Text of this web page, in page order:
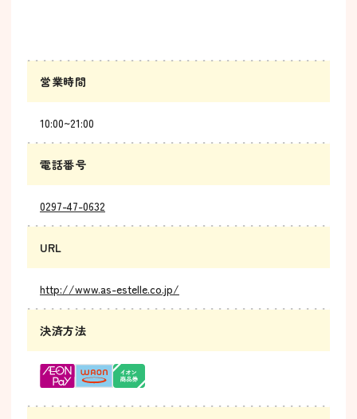
営業時間
10:00~21:00
電話番号
0297-47-0632
URL
http://www.as-estelle.co.jp/
決済方法